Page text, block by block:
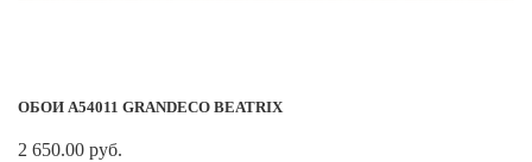
ОБОИ A54011 GRANDECO BEATRIX
2 650.00 руб.